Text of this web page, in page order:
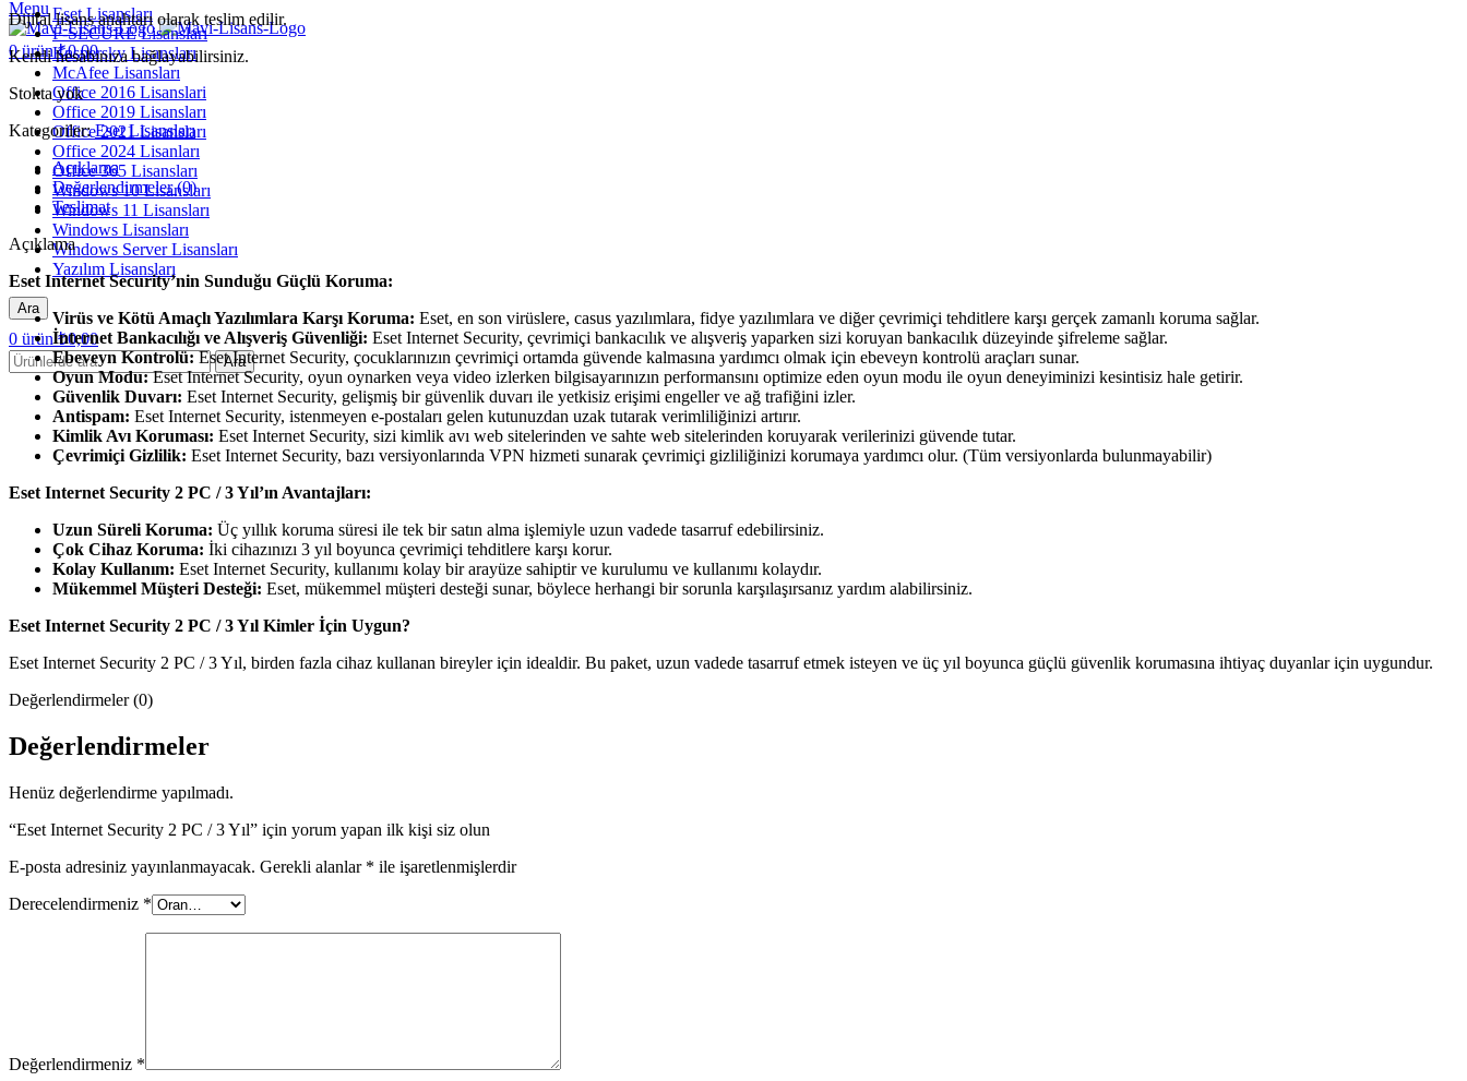
Menu
0ürün ₺0,00
Eset Lisansları
F-SECURE Lisansları
Kaspersky Lisansları
McAfee Lisansları
Office 2016 Lisanslari
Office 2019 Lisansları
Office 2021 Lisansları
Office 2024 Lisanları
Office 365 Lisansları
Windows 10 Lisansları
Windows 11 Lisansları
Windows Lisansları
Windows Server Lisansları
Yazılım Lisansları
Ara
0 ürün ₺0,00
Ara
Dijital lisans anahtarı olarak teslim edilir.
Kendi hesabınıza bağlayabilirsiniz.
Stokta yok
Kategoriler: Eset Lisansları
Açıklama
Değerlendirmeler (0)
Teslimat
Açıklama
Eset Internet Security’nin Sunduğu Güçlü Koruma:
Virüs ve Kötü Amaçlı Yazılımlara Karşı Koruma: Eset, en son virüslere, casus yazılımlara, fidye yazılımlara ve diğer çevrimiçi tehditlere karşı gerçek zamanlı koruma sağlar.
İnternet Bankacılığı ve Alışveriş Güvenliği: Eset Internet Security, çevrimiçi bankacılık ve alışveriş yaparken sizi koruyan bankacılık düzeyinde şifreleme sağlar.
Ebeveyn Kontrolü:Eset Internet Security, çocuklarınızın çevrimiçi ortamda güvende kalmasına yardımcı olmak için ebeveyn kontrolü araçları sunar.
Oyun Modu:Eset Internet Security, oyun oynarken veya video izlerken bilgisayarınızın performansını optimize eden oyun modu ile oyun deneyiminizi kesintisiz hale getirir.
Güvenlik Duvarı: Eset Internet Security, gelişmiş bir güvenlik duvarı ile yetkisiz erişimi engeller ve ağ trafiğini izler.
Antispam: Eset Internet Security, istenmeyen e-postaları gelen kutunuzdan uzak tutarak verimliliğinizi artırır.
Kimlik Avı Koruması: Eset Internet Security, sizi kimlik avı web sitelerinden ve sahte web sitelerinden koruyarak verilerinizi güvende tutar.
Çevrimiçi Gizlilik: Eset Internet Security, bazı versiyonlarında VPN hizmeti sunarak çevrimiçi gizliliğinizi korumaya yardımcı olur. (Tüm versiyonlarda bulunmayabilir)
Eset Internet Security 2 PC / 3 Yıl’ın Avantajları:
Uzun Süreli Koruma: Üç yıllık koruma süresi ile tek bir satın alma işlemiyle uzun vadede tasarruf edebilirsiniz.
Çok Cihaz Koruma: İki cihazınızı 3 yıl boyunca çevrimiçi tehditlere karşı korur.
Kolay Kullanım: Eset Internet Security, kullanımı kolay bir arayüze sahiptir ve kurulumu ve kullanımı kolaydır.
Mükemmel Müşteri Desteği: Eset, mükemmel müşteri desteği sunar, böylece herhangi bir sorunla karşılaşırsanız yardım alabilirsiniz.
Eset Internet Security 2 PC / 3 Yıl Kimler İçin Uygun?
Eset Internet Security 2 PC / 3 Yıl, birden fazla cihaz kullanan bireyler için idealdir. Bu paket, uzun vadede tasarruf etmek isteyen ve üç yıl boyunca güçlü güvenlik korumasına ihtiyaç duyanlar için uygundur.
Değerlendirmeler (0)
Değerlendirmeler
Henüz değerlendirme yapılmadı.
“Eset Internet Security 2 PC / 3 Yıl” için yorum yapan ilk kişi siz olun
E-posta adresiniz yayınlanmayacak. Gerekli alanlar * ile işaretlenmişlerdir
Derecelendirmeniz *
Değerlendirmeniz *